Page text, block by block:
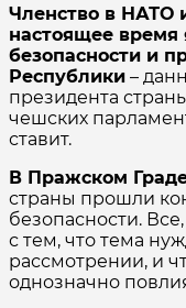
Членство в НАТО
настоящее время
безопасности и
Республики –
президента
чешских
ставит.
В Пражском
страны прошли
безопасности.
с тем, что тема
рассмотрении, и
однозначно